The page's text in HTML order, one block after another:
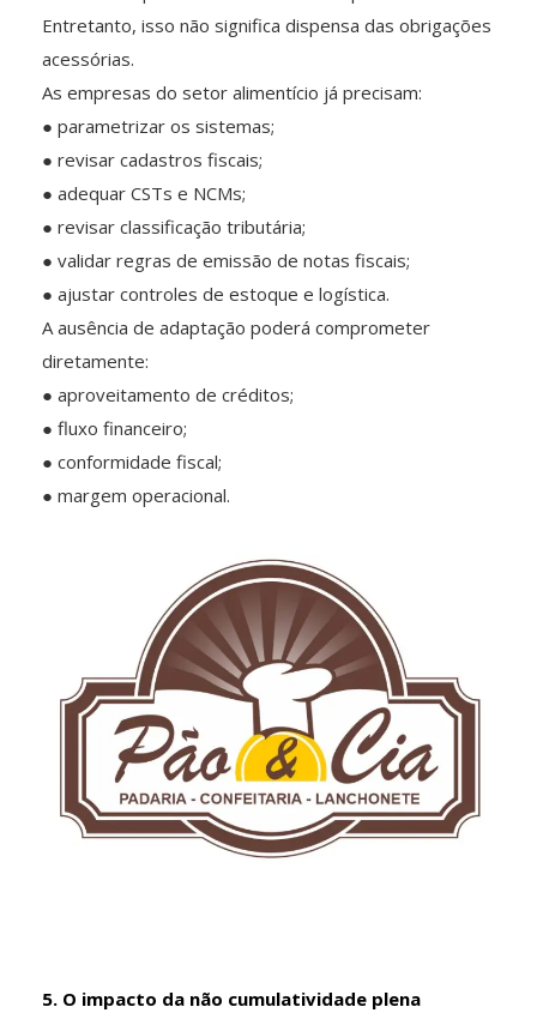
Entretanto, isso não significa dispensa das obrigações
acessórias.
As empresas do setor alimentício já precisam:
● parametrizar os sistemas;
● revisar cadastros fiscais;
● adequar CSTs e NCMs;
● revisar classificação tributária;
● validar regras de emissão de notas fiscais;
● ajustar controles de estoque e logística.
A ausência de adaptação poderá comprometer
diretamente:
● aproveitamento de créditos;
● fluxo financeiro;
● conformidade fiscal;
● margem operacional.
5. O impacto da não cumulatividade plena